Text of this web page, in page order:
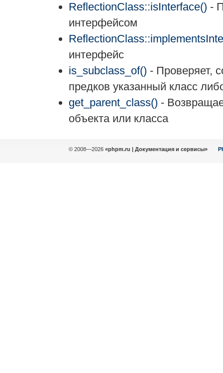
ReflectionClass::isInterface() -
интерфейсом
интерфейс
is_subclass_of() - Проверяет,
предков указанный класс
get_parent_class() -
объекта или класса
© 2008—2026 «phpm.ru | Документация и сервисы»